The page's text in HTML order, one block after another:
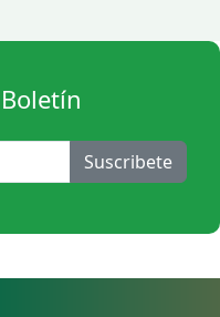
Suscribete